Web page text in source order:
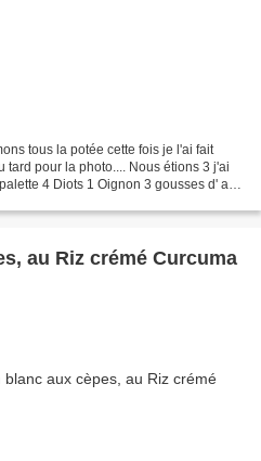
tous la potée cette fois je l'ai fait
tard pour la photo.... Nous étions 3 j'ai
4 Diots 1 Oignon 3 gousses d' ail
au Riz crémé Curcuma